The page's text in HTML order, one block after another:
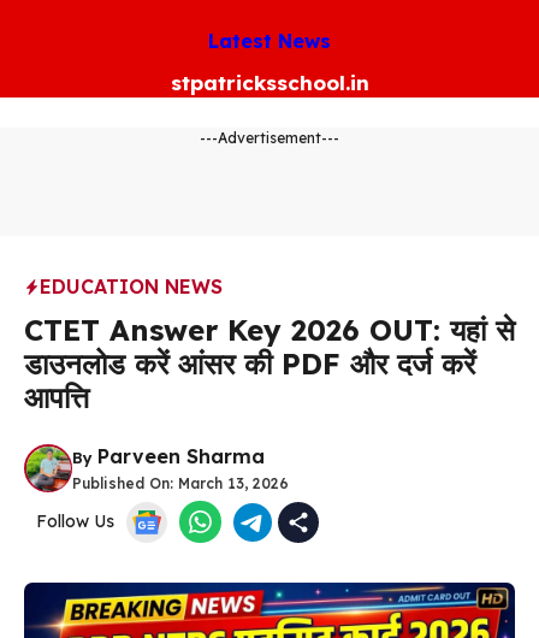
Latest News
stpatricksschool.in
---Advertisement---
EDUCATION NEWS
CTET Answer Key 2026 OUT: यहां से
डाउनलोड करें आंसर की PDF और दर्ज करें
आपत्ति
By Parveen Sharma
Published On: March 13, 2026
Follow Us